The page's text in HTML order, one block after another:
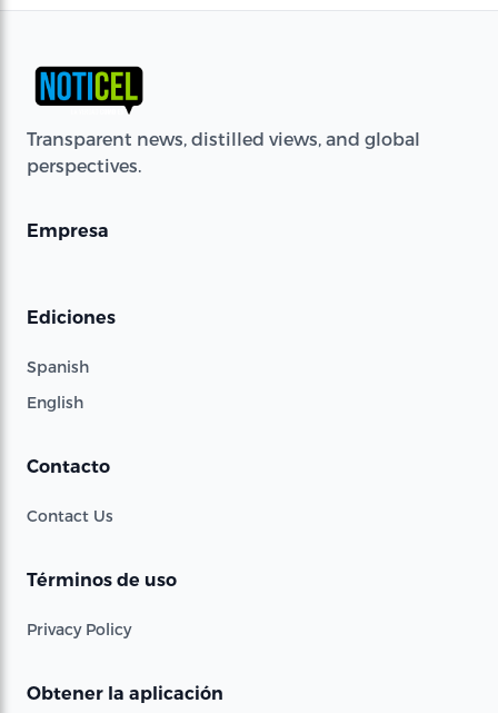
Transparent news, distilled views, and global
perspectives.
Empresa
Ediciones
Spanish
English
Contacto
Contact Us
Términos de uso
Privacy Policy
Obtener la aplicación